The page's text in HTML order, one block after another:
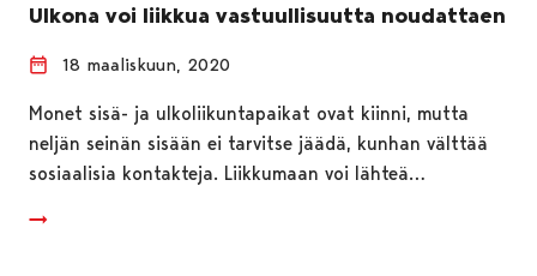
Ulkona voi liikkua vastuullisuutta noudattaen
18 maaliskuun, 2020
Monet sisä- ja ulkoliikuntapaikat ovat kiinni, mutta
neljän seinän sisään ei tarvitse jäädä, kunhan välttää
sosiaalisia kontakteja. Liikkumaan voi lähteä…